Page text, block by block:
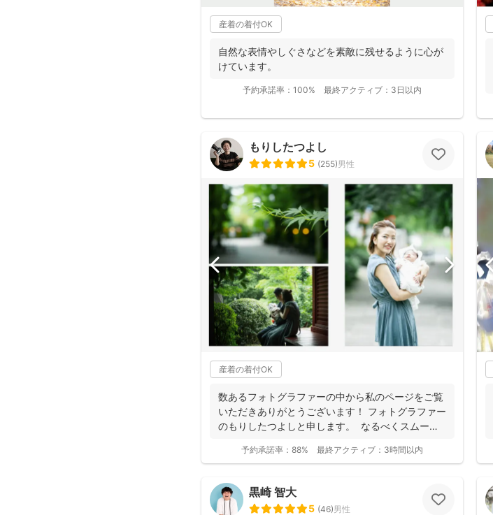
産着の着付OK
自然な表情やしぐさなどを素敵に残せるように心が
けています。
予約承諾率： 100% 最終アクティブ： 3日以内
もりしたつよし
5 (255)男性
産着の着付OK
数あるフォトグラファーの中から私のページをご覧
いただきありがとうございます！ フォトグラファー
のもりしたつよしと申します。 なるべくスムーズ
予約承諾率： 88% 最終アクティブ： 3時間以内
黒崎 智大
5 (46)男性